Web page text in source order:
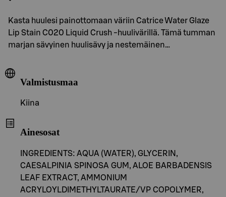
Kasta huulesi painottomaan väriin Catrice Water Glaze
Lip Stain C020 Liquid Crush -huulivärillä. Tämä tumman
marjan sävyinen huulisävy ja nestemäinen…
Valmistusmaa
Kiina
Ainesosat
INGREDIENTS: AQUA (WATER), GLYCERIN,
CAESALPINIA SPINOSA GUM, ALOE BARBADENSIS
LEAF EXTRACT, AMMONIUM
ACRYLOYLDIMETHYLTAURATE/VP COPOLYMER,